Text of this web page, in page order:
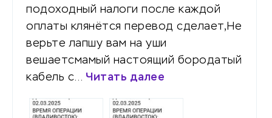
подоходный налоги после каждой
оплаты клянётся перевод сделает,Не
верьте лапшу вам на уши
вешаетcмамый настоящий бородатый
кабель с… Читать далее